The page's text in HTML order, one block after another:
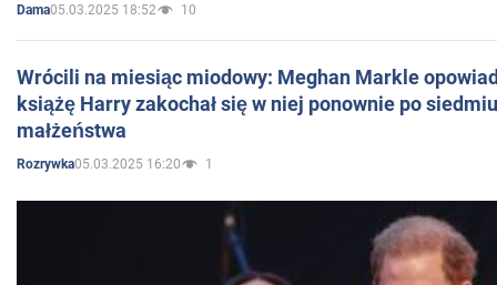
Dama05.03.2025 18:52 10
Wrócili na miesiąc miodowy: Meghan Markle
książę Harry zakochał się w niej ponownie po
małżeństwa
Rozrywka05.03.2025 16:20 1